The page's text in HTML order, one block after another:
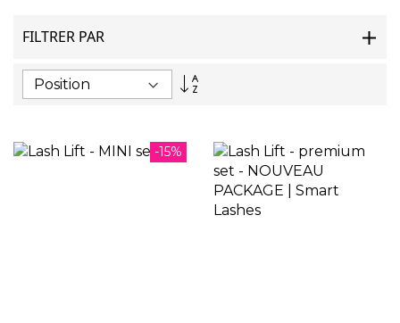
FILTRER PAR
Par
-15%